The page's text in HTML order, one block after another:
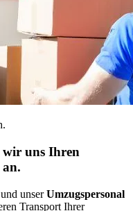
wir uns Ihren
unserUmzugspersonal
Transport Ihrer